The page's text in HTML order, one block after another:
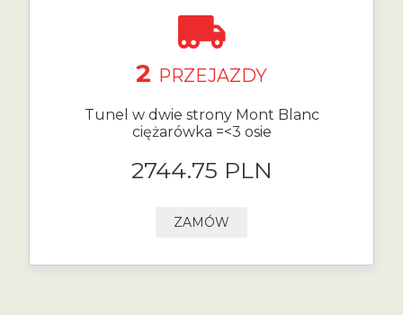
2 PRZEJAZDY
Tunel w dwie strony Mont Blanc
ciężarówka =<3 osie
2744.75 PLN
ZAMÓW